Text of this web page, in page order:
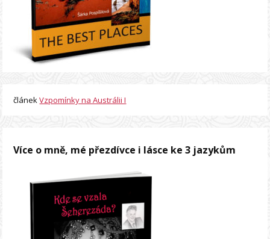
článekVzpomínky na Austrálii I
Více o mně, mé přezdívce i lásce ke 3 jazykům